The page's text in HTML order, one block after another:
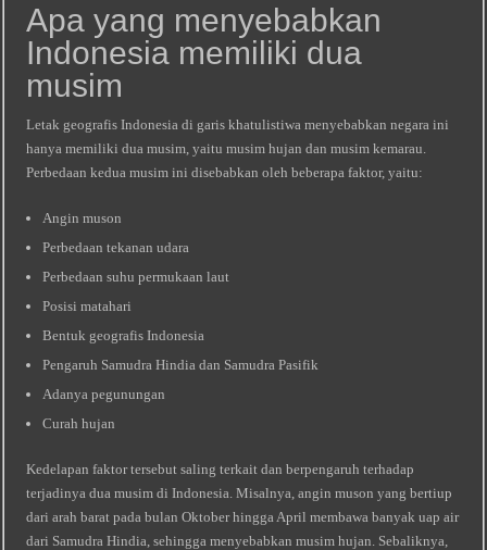
Apa yang menyebabkan
Indonesia memiliki dua
musim
Letak geografis Indonesia di garis khatulistiwa menyebabkan negara ini
hanya memiliki dua musim, yaitu musim hujan dan musim kemarau.
Perbedaan kedua musim ini disebabkan oleh beberapa faktor, yaitu:
Angin muson
Perbedaan tekanan udara
Perbedaan suhu permukaan laut
Posisi matahari
Bentuk geografis Indonesia
Pengaruh Samudra Hindia dan Samudra Pasifik
Adanya pegunungan
Curah hujan
Kedelapan faktor tersebut saling terkait dan berpengaruh terhadap
terjadinya dua musim di Indonesia. Misalnya, angin muson yang bertiup
dari arah barat pada bulan Oktober hingga April membawa banyak uap air
dari Samudra Hindia, sehingga menyebabkan musim hujan. Sebaliknya,